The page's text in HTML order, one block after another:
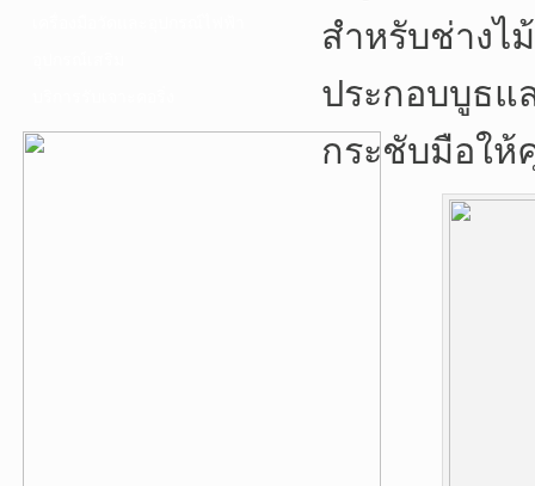
สำหรับช่างไ
ประกอบบูธแ
กระชับมือให้